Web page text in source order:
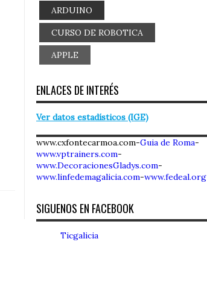
ARDUINO
CURSO DE ROBOTICA
APPLE
ENLACES DE INTERÉS
Ver datos estadísticos (IGE)
www.cxfontecarmoa.com-Guia de Roma-
www.vptrainers.com-
www.DecoracionesGladys.com-
www.linfedemagalicia.com-www.fedeal.org
SIGUENOS EN FACEBOOK
Ticgalicia